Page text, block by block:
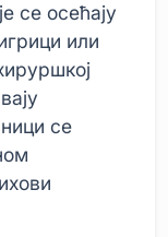
се осећају
или
се